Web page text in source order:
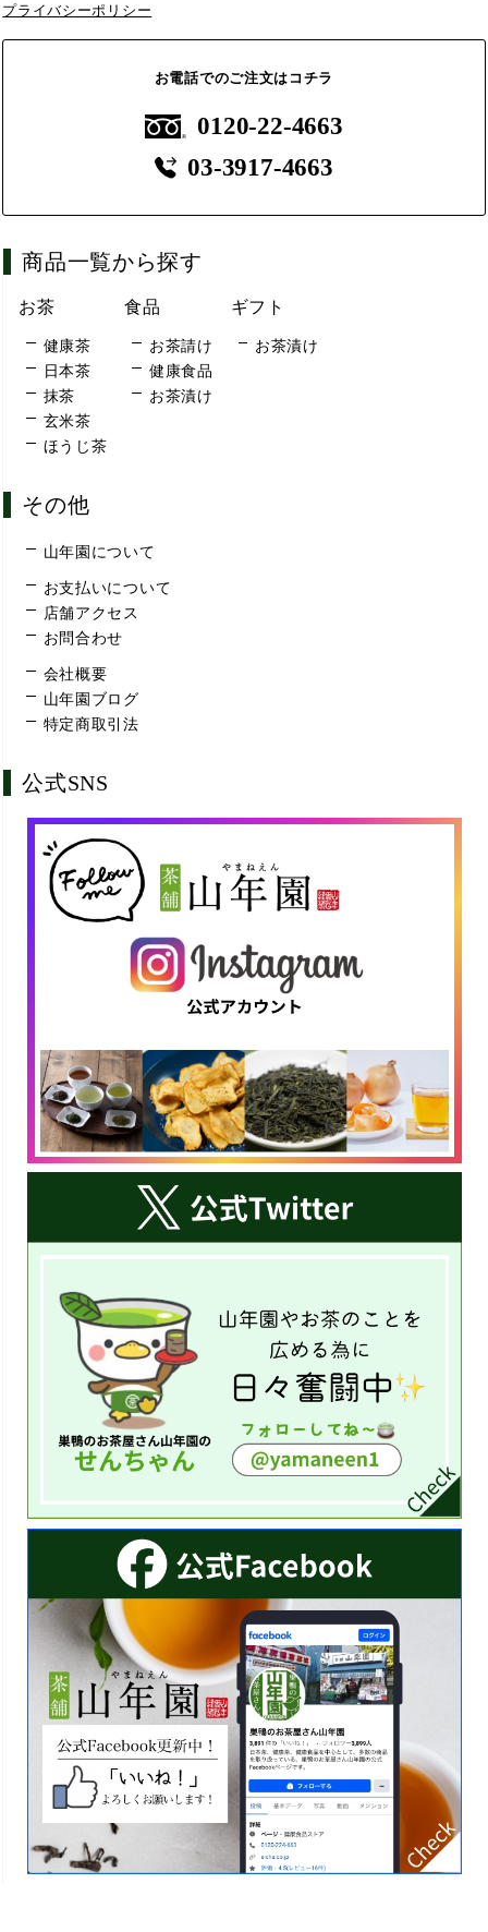
プライバシーポリシー
お電話でのご注文はコチラ
0120-22-4663
03-3917-4663
商品一覧から探す
お茶
健康茶
日本茶
抹茶
玄米茶
ほうじ茶
食品
お茶請け
健康食品
お茶漬け
ギフト
お茶漬け
その他
山年園について
お支払いについて
店舗アクセス
お問合わせ
会社概要
山年園ブログ
特定商取引法
公式SNS